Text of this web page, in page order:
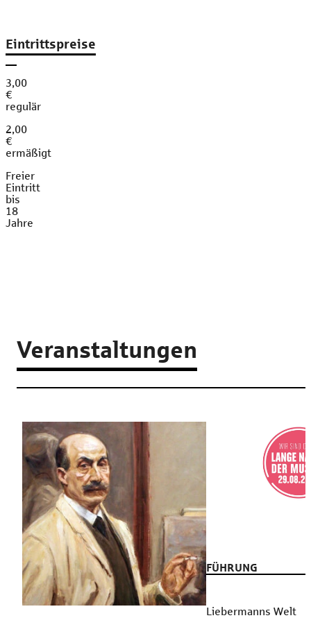
Eintrittspreise
3,00
€
regulär
2,00
€
ermäßigt
Freier
Eintritt
bis
18
Jahre
Veranstaltungen
FÜHRUNG
Liebermanns Welt